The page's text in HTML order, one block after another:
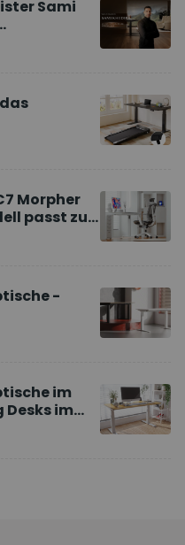
Sami
Morpher
passt zu
-
im
Desks im